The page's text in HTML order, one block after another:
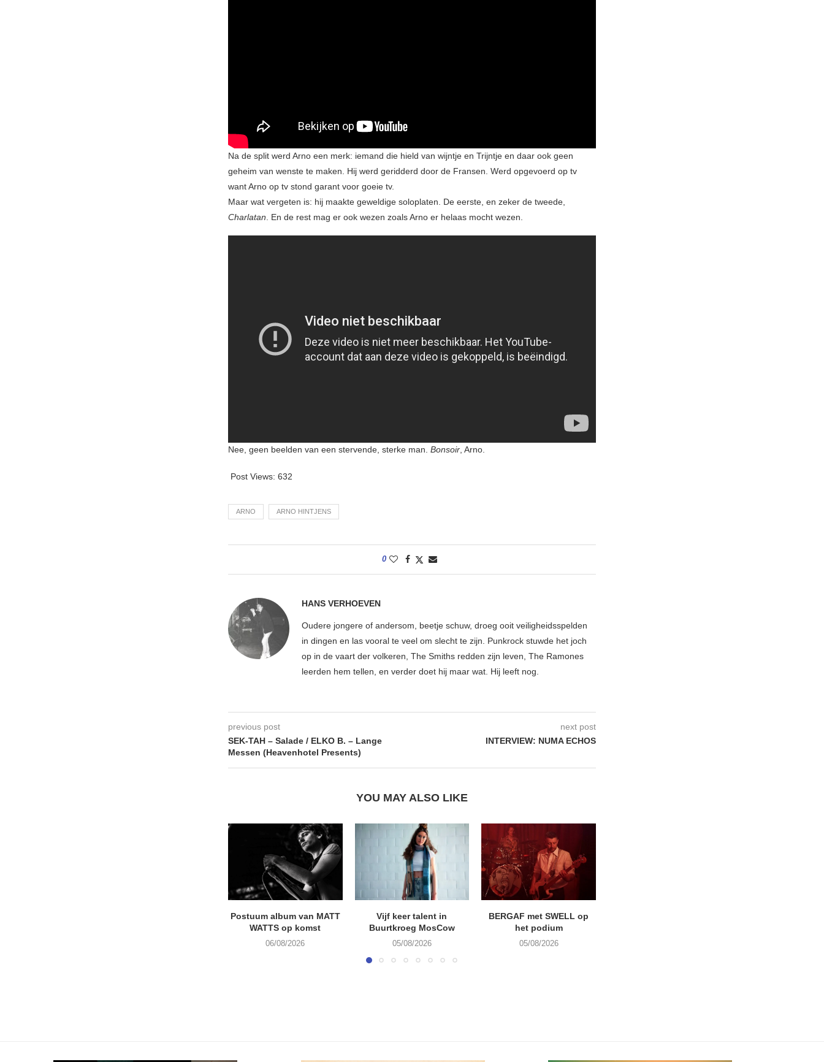
Na de split werd Arno een merk: iemand die hield van wijntje en Trijntje en daar ook geen
geheim van wenste te maken. Hij werd geridderd door de Fransen. Werd opgevoerd op tv
want Arno op tv stond garant voor goeie tv.
Maar wat vergeten is: hij maakte geweldige soloplaten. De eerste, en zeker de tweede,
Charlatan . En de rest mag er ook wezen zoals Arno er helaas mocht wezen.
Nee, geen beelden van een stervende, sterke man. Bonsoir, Arno.
Post Views: 632
ARNO ARNO HINTJENS
0
HANS VERHOEVEN
Oudere jongere of andersom, beetje schuw, droeg ooit veiligheidsspelden
in dingen en las vooral te veel om slecht te zijn. Punkrock stuwde het joch
op in de vaart der volkeren, The Smiths redden zijn leven, The Ramones
leerden hem tellen, en verder doet hij maar wat. Hij leeft nog.
previous post
SEK-TAH – Salade / ELKO B. – Lange
Messen (Heavenhotel Presents)
next post
INTERVIEW: NUMA ECHOS
YOU MAY ALSO LIKE
Postuum album van MATT
WATTS op komst
06/08/2026
Vijf keer talent in
Buurtkroeg MosCow
05/08/2026
BERGAF met SWELL op
het podium
05/08/2026